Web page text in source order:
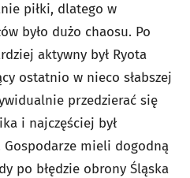
piłki, dlatego w
było dużo chaosu. Po
aktywny był Ryota
ostatnio w nieco słabszej
przedzierać się
i najczęściej był
mieli dogodną
po błędzie obrony Śląska